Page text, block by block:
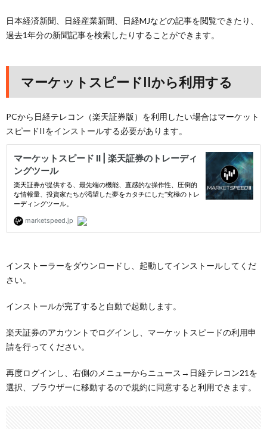
日本経済新聞、日経産業新聞、日経MJなどの記事を閲覧できたり、
過去1年分の新聞記事を検索したりすることができます。
マーケットスピードIIから利用する
PCから日経テレコン（楽天証券版）を利用したい場合はマーケット
スピードIIをインストールする必要があります。
インストーラーをダウンロードし、起動してインストールしてくだ
さい。
インストールが完了すると自動で起動します。
楽天証券のアカウントでログインし、マーケットスピードの利用申
請を行ってください。
再度ログインし、右側のメニューからニュース→日経テレコン21を
選択、ブラウザーに移動するので規約に同意すると利用できます。